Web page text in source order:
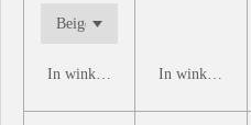
In winkelwagen In winkelwagen